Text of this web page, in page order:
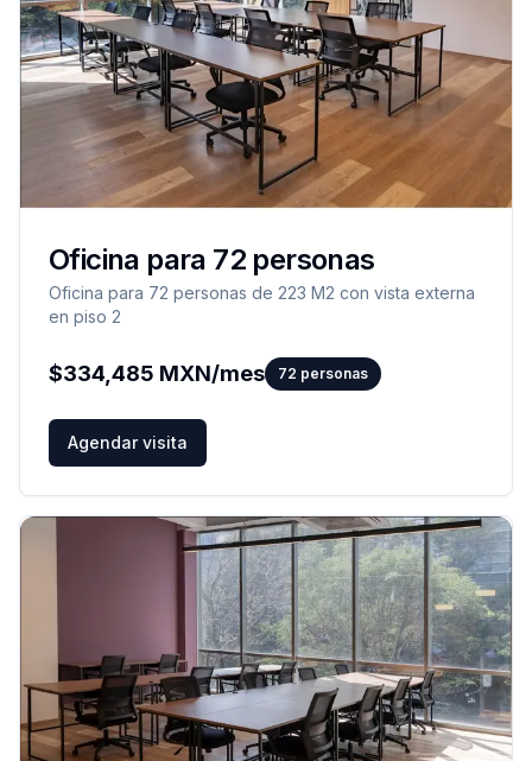
Oficina para 72 personas
Oficina para 72 personas de 223 M2 con vista externa
en piso 2
$334,485 MXN/mes 72 personas
Agendar visita